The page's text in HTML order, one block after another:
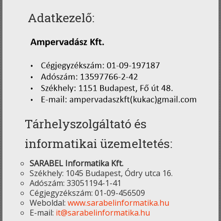
Adatkezelő:
Tárhelyszolgáltató és
informatikai üzemeltetés:
SARABEL Informatika Kft.
Székhely: 1045 Budapest, Ódry utca 16.
Adószám: 33051194-1-41
Cégjegyzékszám: 01-09-456509
Weboldal: www.sarabelinformatika.hu
E-mail: it@sarabelinformatika.hu